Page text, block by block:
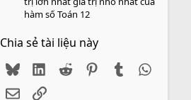
hàm số Toán 12
Chia sẻ tài liệu này
BlueskyLinkedIn
Reddit PinterestTumblr
EmailLink